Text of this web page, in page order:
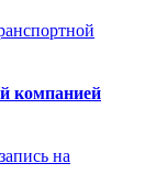
компанией